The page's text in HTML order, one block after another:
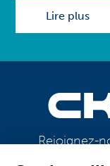
Lire plus
Rejoignez-